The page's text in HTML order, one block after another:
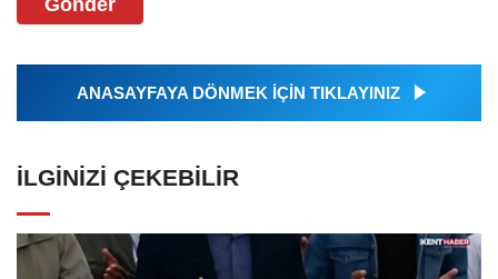
Gönder
ANASAYFAYA DÖNMEK İÇİN TIKLAYINIZ
İLGINIZI ÇEKEBILIR